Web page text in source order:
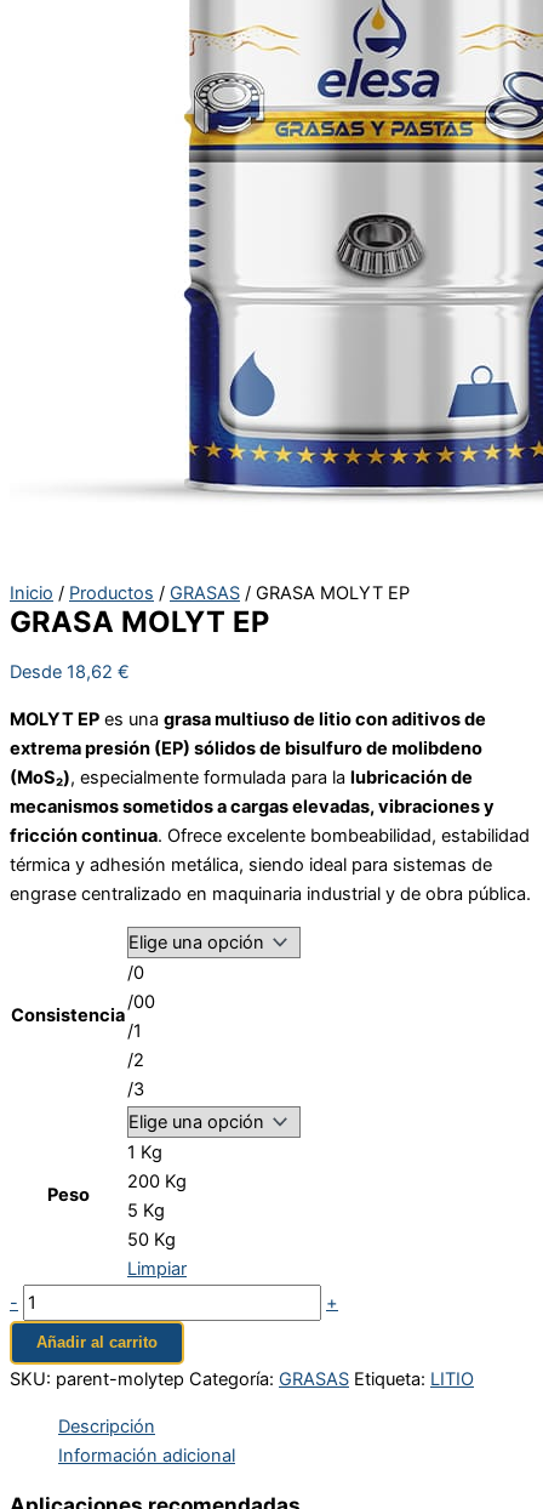
Inicio / Productos / GRASAS / GRASA MOLYT EP
GRASA MOLYT EP
Desde 18,62 €
MOLYT EP es una grasa multiuso de litio con aditivos de
extrema presión (EP) sólidos de bisulfuro de molibdeno
(MoS₂), especialmente formulada para la lubricación de
mecanismos sometidos a cargas elevadas, vibraciones y
fricción continua. Ofrece excelente bombeabilidad, estabilidad
térmica y adhesión metálica, siendo ideal para sistemas de
engrase centralizado en maquinaria industrial y de obra pública.
Consistencia
/0
/00
/1
/2
/3
Peso
1 Kg
200 Kg
5 Kg
50 Kg
Limpiar
-
+
Añadir al carrito
SKU: parent-molytep Categoría: GRASAS Etiqueta: LITIO
Descripción
Información adicional